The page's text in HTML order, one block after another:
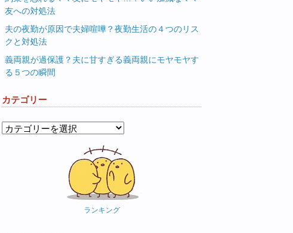
友への対処法
夫の夜勤が原因で夫婦喧嘩？夜勤生活の４つのリス
クと対処法
義両親が過保護？夫に甘すぎる義両親にモヤモヤす
る５つの瞬間
カテゴリー
カ
ランキング